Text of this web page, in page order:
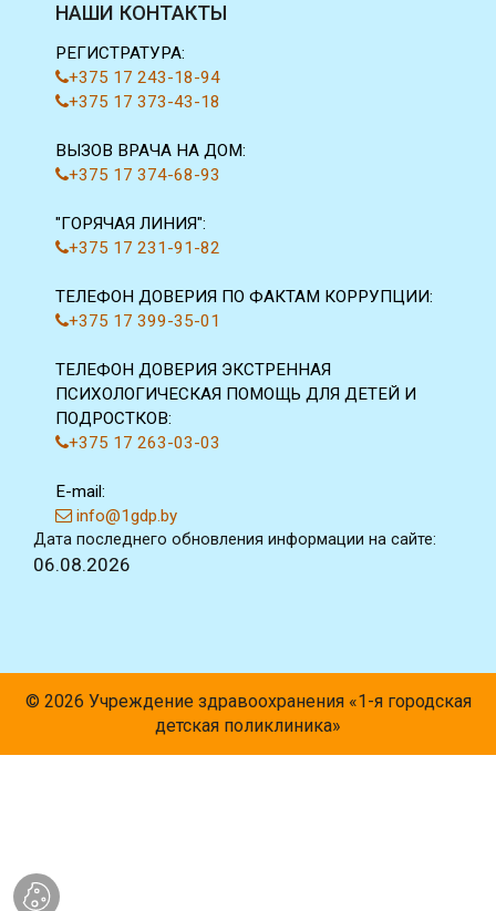
НАШИ КОНТАКТЫ
РЕГИСТРАТУРА:
+375 17 243-18-94
+375 17 373-43-18
ВЫЗОВ ВРАЧА НА ДОМ:
+375 17 374-68-93
"ГОРЯЧАЯ ЛИНИЯ":
+375 17 231-91-82
ТЕЛЕФОН ДОВЕРИЯ ПО ФАКТАМ КОРРУПЦИИ:
+375 17 399-35-01
ТЕЛЕФОН ДОВЕРИЯ ЭКСТРЕННАЯ
ПСИХОЛОГИЧЕСКАЯ ПОМОЩЬ ДЛЯ ДЕТЕЙ И
ПОДРОСТКОВ:
+375 17 263-03-03
E-mail:
info@1gdp.by
Дата последнего обновления информации на сайте:
06.08.2026
© 2026 Учреждение здравоохранения «1-я городская
детская поликлиника»